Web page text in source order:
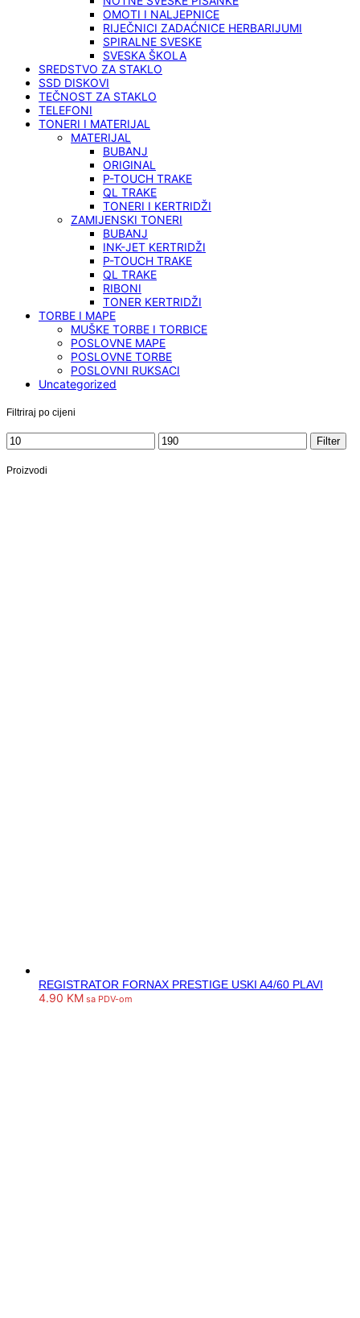
OMOTI I NALJEPNICE
RIJEČNICI ZADAĆNICE HERBARIJUMI
SPIRALNE SVESKE
SVESKA ŠKOLA
SREDSTVO ZA STAKLO
SSD DISKOVI
TEČNOST ZA STAKLO
TELEFONI
TONERI I MATERIJAL
MATERIJAL
BUBANJ
ORIGINAL
P-TOUCH TRAKE
QL TRAKE
TONERI I KERTRIDŽI
ZAMIJENSKI TONERI
BUBANJ
INK-JET KERTRIDŽI
P-TOUCH TRAKE
QL TRAKE
RIBONI
TONER KERTRIDŽI
TORBE I MAPE
MUŠKE TORBE I TORBICE
POSLOVNE MAPE
POSLOVNE TORBE
POSLOVNI RUKSACI
Uncategorized
Filtriraj po cijeni
Minimalna
cijena
Maksimalna
cijena
Filter
Proizvodi
REGISTRATOR FORNAX PRESTIGE USKI A4/60 PLAVI
4.90 KM sa PDV-om